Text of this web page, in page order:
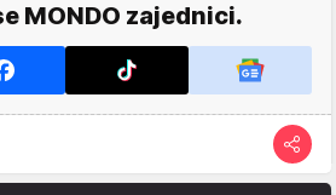
MONDO zajednici.